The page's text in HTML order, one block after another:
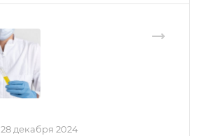
28 декабря 2024